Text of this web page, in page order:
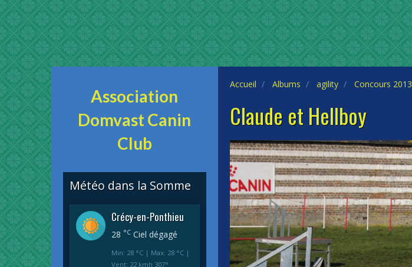
Accueil Albums agility Concours 2013
Claude et Hellboy
Association
Domvast Canin
Club
Météo dans la Somme
Crécy-en-Ponthieu
28 °C Ciel dégagé
Min: 28 °C | Max: 28 °C |
Vent: 22 kmh 307°